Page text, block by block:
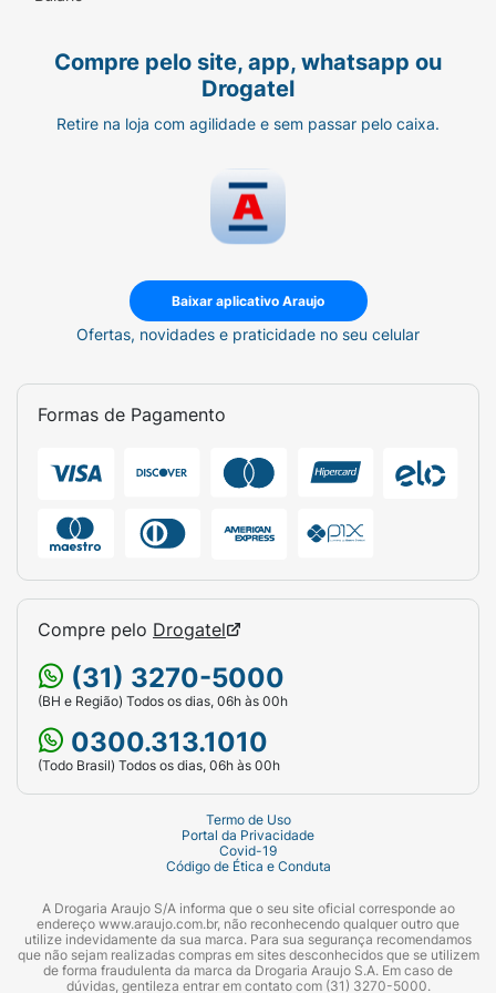
Compre pelo site, app, whatsapp ou
Drogatel
Retire na loja com agilidade e sem passar pelo caixa.
Baixar aplicativo Araujo
Ofertas, novidades e praticidade no seu celular
Formas de Pagamento
Compre pelo Drogatel
(31) 3270-5000
(BH e Região) Todos os dias, 06h às 00h
0300.313.1010
(Todo Brasil) Todos os dias, 06h às 00h
Termo de Uso
Portal da Privacidade
Covid-19
Código de Ética e Conduta
A Drogaria Araujo S/A informa que o seu site oficial corresponde ao
endereço www.araujo.com.br, não reconhecendo qualquer outro que
utilize indevidamente da sua marca. Para sua segurança recomendamos
que não sejam realizadas compras em sites desconhecidos que se utilizem
de forma fraudulenta da marca da Drogaria Araujo S.A. Em caso de
dúvidas, gentileza entrar em contato com (31) 3270-5000.